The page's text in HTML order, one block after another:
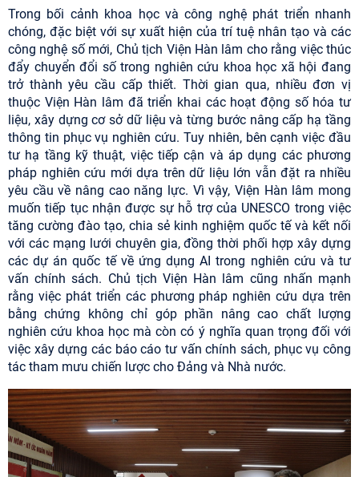
Trong bối cảnh khoa học và công nghệ phát triển nhanh
chóng, đặc biệt với sự xuất hiện của trí tuệ nhân tạo và các
công nghệ số mới, Chủ tịch Viện Hàn lâm cho rằng việc thúc
đẩy chuyển đổi số trong nghiên cứu khoa học xã hội đang
trở thành yêu cầu cấp thiết. Thời gian qua, nhiều đơn vị
thuộc Viện Hàn lâm đã triển khai các hoạt động số hóa tư
liệu, xây dựng cơ sở dữ liệu và từng bước nâng cấp hạ tầng
thông tin phục vụ nghiên cứu. Tuy nhiên, bên cạnh việc đầu
tư hạ tầng kỹ thuật, việc tiếp cận và áp dụng các phương
pháp nghiên cứu mới dựa trên dữ liệu lớn vẫn đặt ra nhiều
yêu cầu về nâng cao năng lực. Vì vậy, Viện Hàn lâm mong
muốn tiếp tục nhận được sự hỗ trợ của UNESCO trong việc
tăng cường đào tạo, chia sẻ kinh nghiệm quốc tế và kết nối
với các mạng lưới chuyên gia, đồng thời phối hợp xây dựng
các dự án quốc tế về ứng dụng AI trong nghiên cứu và tư
vấn chính sách. Chủ tịch Viện Hàn lâm cũng nhấn mạnh
rằng việc phát triển các phương pháp nghiên cứu dựa trên
bằng chứng không chỉ góp phần nâng cao chất lượng
nghiên cứu khoa học mà còn có ý nghĩa quan trọng đối với
việc xây dựng các báo cáo tư vấn chính sách, phục vụ công
tác tham mưu chiến lược cho Đảng và Nhà nước.